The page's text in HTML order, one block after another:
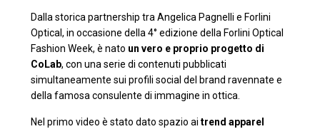
Dalla storica partnership tra Angelica Pagnelli e Forlini
Optical, in occasione della 4° edizione della Forlini Optical
Fashion Week, è nato un vero e proprio progetto di
CoLab, con una serie di contenuti pubblicati
simultaneamente sui profili social del brand ravennate e
della famosa consulente di immagine in ottica.
Nel primo video è stato dato spazio ai trend apparel